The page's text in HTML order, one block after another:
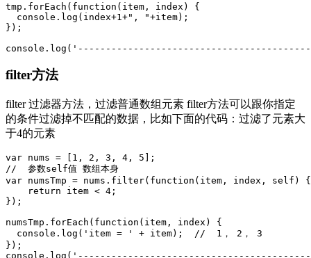
tmp.forEach(function(item, index) {
  console.log(index+1+", "+item);
});
filter方法
filter 过滤器方法，过滤普通数组元素 filter方法可以跟你指定
的条件过滤掉不匹配的数据，比如下面的代码：过滤了元素大
于4的元素
var nums = [1, 2, 3, 4, 5];
//  参数self值 数组本身
var numsTmp = nums.filter(function(item, index, self) {
    return item < 4;
});
numsTmp.forEach(function(item, index) {
  console.log('item = ' + item);  //  1， 2， 3
});